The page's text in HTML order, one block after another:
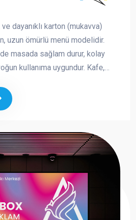
dayanıklı karton (mukavva)
uzun ömürlü menü modelidir.
masada sağlam durur, kolay
kullanıma uygundur. Kafe,
kimliğinizi güçlü ve düzenli
yardımcı olur.